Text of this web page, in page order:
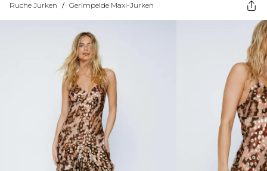
Ruche Jurken / Gerimpelde Maxi-Jurken